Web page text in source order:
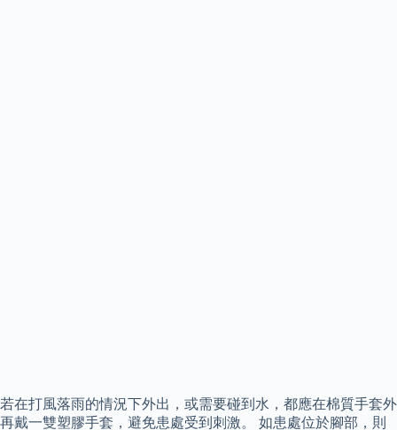
若在打風落雨的情況下外出，或需要碰到水，都應在棉質手套外
再戴一雙塑膠手套，避免患處受到刺激。 如患處位於腳部，則